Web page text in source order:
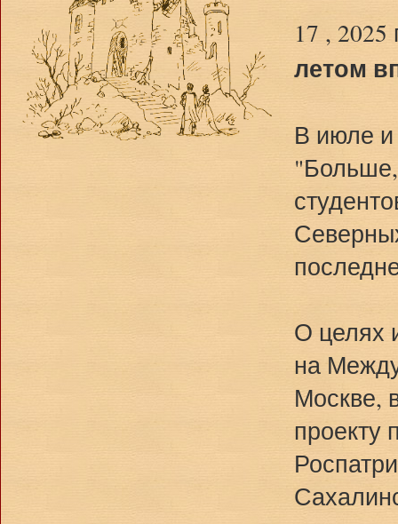
17 ,
летом
В июле и
О целях
на
Москве,
проекту